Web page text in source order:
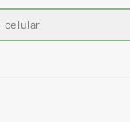
celular